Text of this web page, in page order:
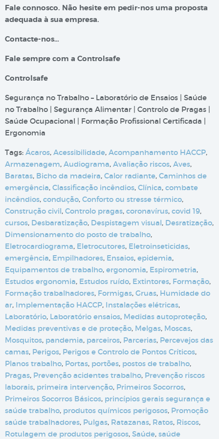
Fale connosco. Não hesite em pedir-nos uma proposta
adequada à sua empresa.
Contacte-nos…
Fale sempre com a Controlsafe
Controlsafe
Segurança no Trabalho – Laboratório de Ensaios | Saúde
no Trabalho | Segurança Alimentar | Controlo de Pragas |
Saúde Ocupacional | Formação Profissional Certificada |
Ergonomia
Tags: Ácaros, Acessibilidade, Acompanhamento HACCP,
Armazenagem, Audiograma, Avaliação riscos, Aves,
Baratas, Bicho da madeira, Calor radiante, Caminhos de
emergência, Classificação incêndios, Clínica, combate
incêndios, condução, Conforto ou stresse térmico,
Construção civil, Controlo pragas, coronavírus, covid 19,
cursos, Desbaratização, Despistagem visual, Desratização,
Dimensionamento do posto de trabalho,
Eletrocardiograma, Eletrocutores, Eletroinseticidas,
emergência, Empilhadores, Ensaios, epidemia,
Equipamentos de trabalho, ergonomia, Espirometria,
Estudos ergonomia, Estudos ruído, Extintores, Formação,
Formação trabalhadores, Formigas, Gruas, Humidade do
ar, Implementação HACCP, Instalações elétricas,
Laboratório, Laboratório ensaios, Medidas autoproteção,
Medidas preventivas e de proteção, Melgas, Moscas,
Mosquitos, pandemia, parceiros, Parcerias, Percevejos das
camas, Perigos, Perigos e Controlo de Pontos Críticos,
Planos trabalho, Portas, portões, postos de trabalho,
Pragas, Prevenção acidentes trabalho, Prevenção riscos
laborais, primeira intervenção, Primeiros Socorros,
Primeiros Socorros Básicos, princípios gerais segurança e
saúde trabalho, produtos químicos perigosos, Promoção
saúde trabalhadores, Pulgas, Ratazanas, Ratos, Riscos,
Rotulagem de produtos perigosos, Saúde, saúde